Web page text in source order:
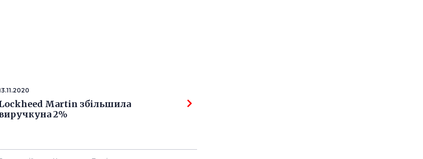
Martin збільшила
2%